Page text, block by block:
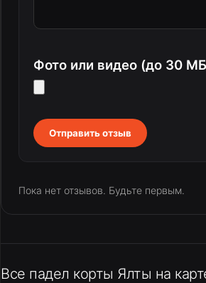
Фото или видео (до 30
Отправить отзыв
Пока нет отзывов. Будьте первым.
Все падел корты Ялты на